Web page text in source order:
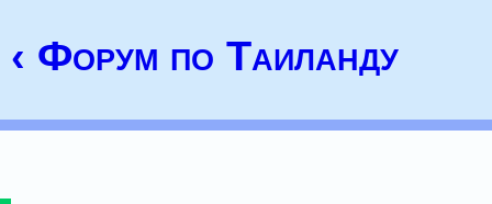
‹ Форум по Таиланду